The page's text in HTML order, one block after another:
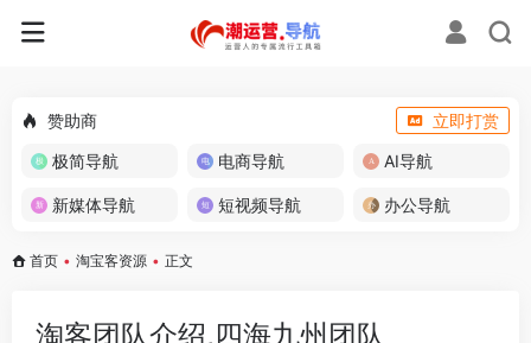
赞助商
立即打赏
极简导航
电商导航 AI导航
新媒体导航 短视频导航 办公导航
首页 • 淘宝客资源 • 正文
淘客团队介绍,四海九州团队